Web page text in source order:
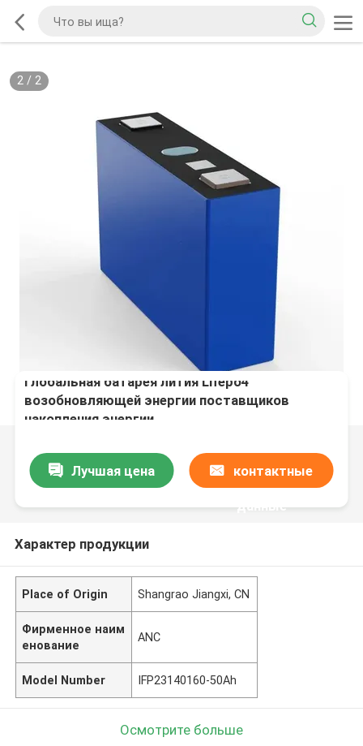
2/ 2
Глобальная батарея лития Lifepo4
возобновляющей энергии поставщиков
накопления энергии
Лучшая цена контактные
данные
Характер продукции
Place of Origin Shangrao Jiangxi, CN
Фирменное наим
енование
ANC
Model Number IFP23140160-50Ah
Осмотрите больше